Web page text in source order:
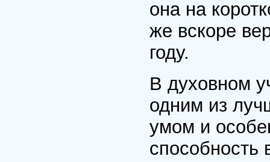
она на
же вскоре
году.
В духовном
одним из
умом и
способность